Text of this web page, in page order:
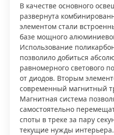
В качестве основного
развернута
элементом стали
базе мощного
Использование
позволило добиться
равномерного светового
от диодов. Вторым
современный магнитный
Магнитная система
самостоятельно
споты в треке за пару
текущие нужды интерьера.